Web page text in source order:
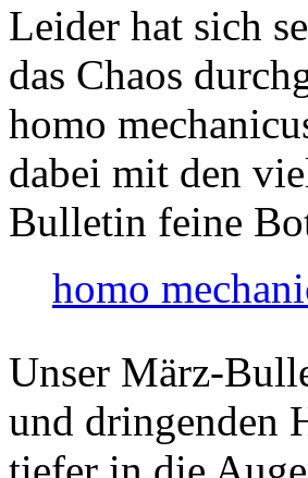
Leider hat sich
das Chaos
homo
dabei mit den
Bulletin feine
homo
Unser März-
und dringenden